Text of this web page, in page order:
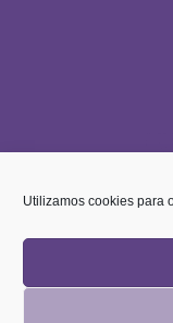
Utilizamos cookies para